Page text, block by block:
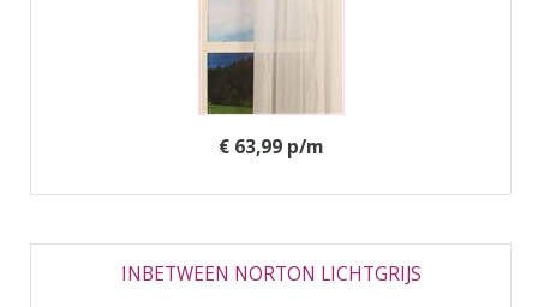
€ 63,99 p/m
INBETWEEN NORTON LICHTGRIJS